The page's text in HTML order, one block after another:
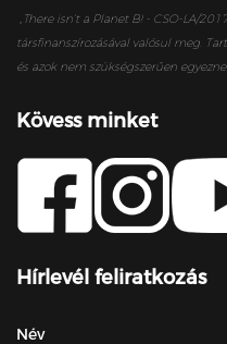
„ There isn’t a Planet B! - CSO-LA/
társfinanszírozásával valósul meg.
és azok nem szükségszerűen
Kövess minket
Hírlevél feliratkozás
Név